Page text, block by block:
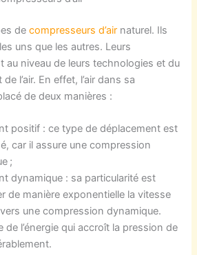
decompresseurs d’air naturel. Ils
uns que les autres. Leurs
au niveau de leurs technologies et du
l’air. En effet, l’air dans sa
de deux manières :
positif : ce type de déplacement est
car il assure une compression
;
dynamique : sa particularité est
de manière exponentielle la vitesse
une compression dynamique.
de l’énergie qui accroît la pression de